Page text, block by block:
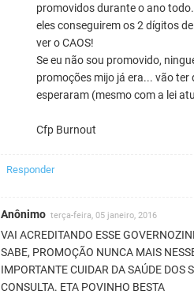
promovidos durante o ano
eles conseguirem os 2 dígitos
ver o CAOS!
Se eu não sou promovido,
promoções mijo já era... vão
esperaram (mesmo com a lei
Cfp Burnout
Responder
Anônimo terça-feira, 05 janeiro, 2016
VAI ACREDITANDO ESSE
SABE, PROMOÇÃO NUNCA MAIS
IMPORTANTE CUIDAR DA SAÚDE DOS
CONSULTA. ETA POVINHO BESTA